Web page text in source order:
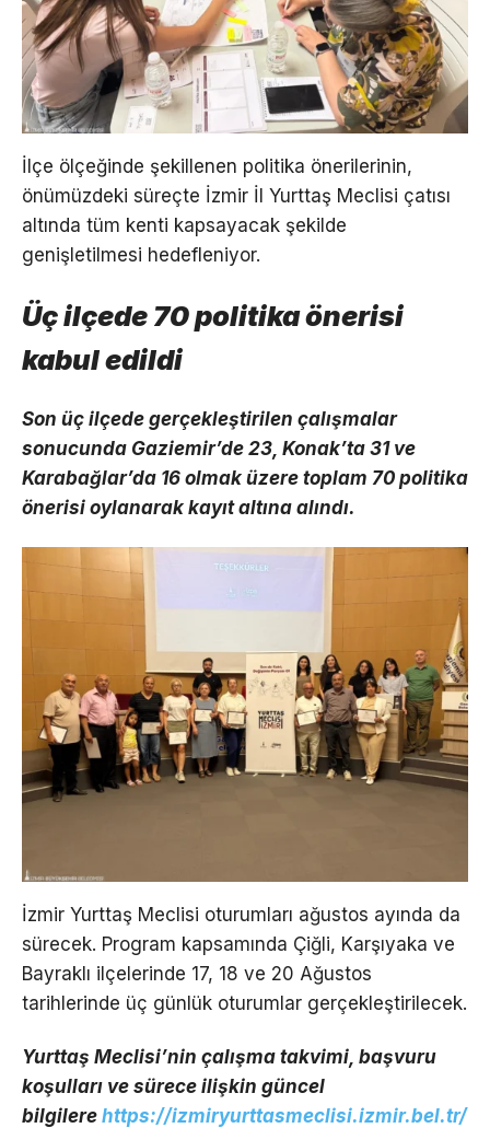
İlçe ölçeğinde şekillenen politika önerilerinin,
önümüzdeki süreçte İzmir İl Yurttaş Meclisi çatısı
altında tüm kenti kapsayacak şekilde
genişletilmesi hedefleniyor.
Üç ilçede 70 politika önerisi
kabul edildi
Son üç ilçede gerçekleştirilen çalışmalar
sonucunda Gaziemir’de 23, Konak’ta 31 ve
Karabağlar’da 16 olmak üzere toplam 70 politika
önerisi oylanarak kayıt altına alındı.
İzmir Yurttaş Meclisi oturumları ağustos ayında da
sürecek. Program kapsamında Çiğli, Karşıyaka ve
Bayraklı ilçelerinde 17, 18 ve 20 Ağustos
tarihlerinde üç günlük oturumlar gerçekleştirilecek.
Yurttaş Meclisi’nin çalışma takvimi, başvuru
koşulları ve sürece ilişkin güncel
bilgilere https://izmiryurttasmeclisi.izmir.bel.tr/